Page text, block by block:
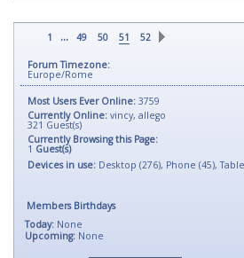
1 ... 49 50 51 52
Forum Timezone:
Europe/Rome
Most Users Ever Online: 3759
Currently Online: vincy, allego
321 Guest(s)
Currently Browsing this Page:
1 Guest(s)
Devices in use: Desktop (276), Phone (45),
Members Birthdays
Today: None
Upcoming: None